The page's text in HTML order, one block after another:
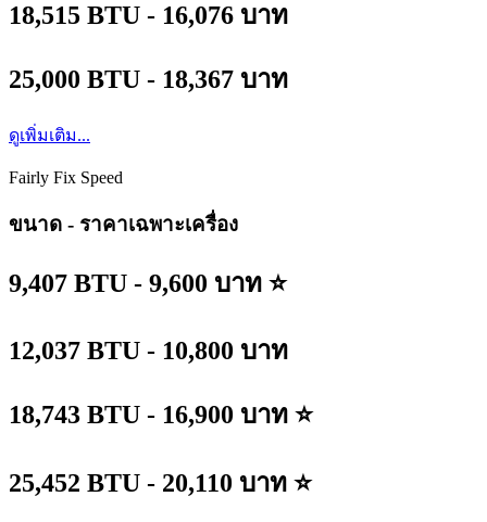
18,515 BTU - 16,076 บาท
25,000 BTU - 18,367 บาท
ดูเพิ่มเติม...
Fairly Fix Speed
ขนาด - ราคาเฉพาะเครื่อง
9,407 BTU - 9,600 บาท ⭐
12,037 BTU - 10,800 บาท
18,743 BTU - 16,900 บาท ⭐
25,452 BTU - 20,110 บาท ⭐